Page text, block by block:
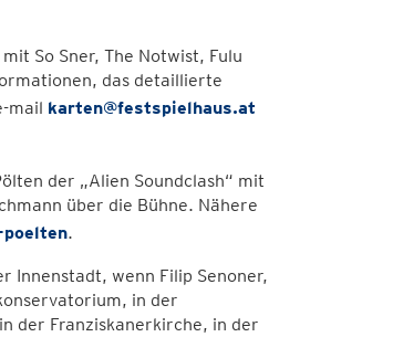
So Sner, The Notwist, Fulu
das detaillierte
mail karten@festspielhaus.at
der „Alien Soundclash“ mit
über die Bühne. Nähere
.
Innenstadt, wenn Filip Senoner,
in der
der Franziskanerkirche, in der